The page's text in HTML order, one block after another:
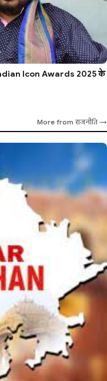
Indian Icon Awards 2025 के
More from राजनीति →